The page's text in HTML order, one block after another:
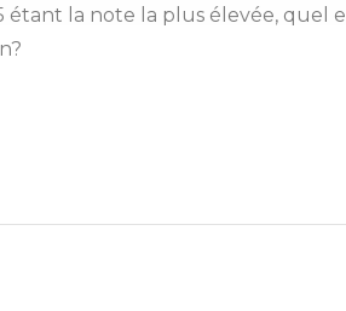
étant la note la plus élevée, quel